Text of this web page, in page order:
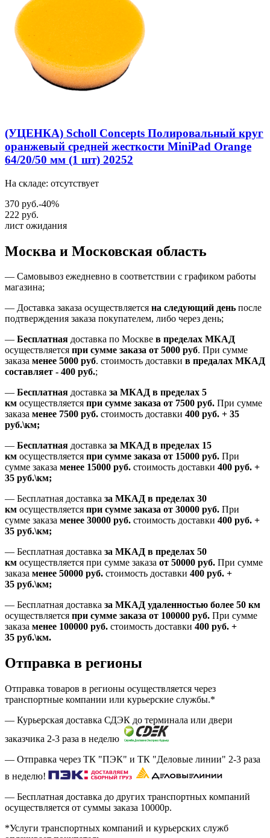
(УЦЕНКА) Scholl Concepts Полировальный круг
оранжевый средней жесткости MiniPad Orange
64/20/50 мм (1 шт) 20252
На складе: отсутствует
370 руб.-40%
222 руб.
лист ожидания
Москва и Московская область
— Самовывоз ежедневно в соответствии с графиком работы
магазина;
— Доставка заказа осуществляется на следующий день после
подтверждения заказа покупателем, либо через день;
— Бесплатная доставка по Москве в пределах МКАД
осуществляется при сумме заказа от 5000 руб. При сумме
заказа менее 5000 руб. стоимость доставки в предалах МКАД
составляет - 400 руб.;
— Бесплатная доставка за МКАД в пределах 5
км осуществляется при сумме заказа от 7500 руб. При сумме
заказа менее 7500 руб. стоимость доставки 400 руб. + 35
руб.\км;
— Бесплатная доставка за МКАД в пределах 15
км осуществляется при сумме заказа от 15000 руб. При
сумме заказа менее 15000 руб. стоимость доставки 400 руб. +
35 руб.\км;
— Бесплатная доставка за МКАД в пределах 30
км осуществляется при сумме заказа от 30000 руб. При
сумме заказа менее 30000 руб. стоимость доставки 400 руб. +
35 руб.\км;
— Бесплатная доставка за МКАД в пределах 50
км осуществляется при сумме заказа от 50000 руб. При сумме
заказа менее 50000 руб. стоимость доставки 400 руб. +
35 руб.\км;
— Бесплатная доставка за МКАД удаленностью более 50 км
осуществляется при сумме заказа от 100000 руб. При сумме
заказа менее 100000 руб. стоимость доставки 400 руб. +
35 руб.\км.
Отправка в регионы
Отправка товаров в регионы осуществляется через
транспортные компании или курьерские службы.*
— Курьерская доставка СДЭК до терминала или двери
заказчика 2-3 раза в неделю
— Отправка через ТК "ПЭК" и ТК "Деловые линии" 2-3 раза
в неделю!
— Бесплатная доставка до других транспортных компаний
осуществляется от суммы заказа 10000р.
*Услуги транспортных компаний и курьерских служб